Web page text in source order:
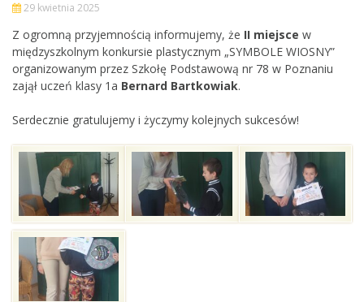
29 kwietnia 2025
Z ogromną przyjemnością informujemy, że II miejsce w
międzyszkolnym konkursie plastycznym „SYMBOLE WIOSNY”
organizowanym przez Szkołę Podstawową nr 78 w Poznaniu
zajął uczeń klasy 1a Bernard Bartkowiak.
Serdecznie gratulujemy i życzymy kolejnych sukcesów!